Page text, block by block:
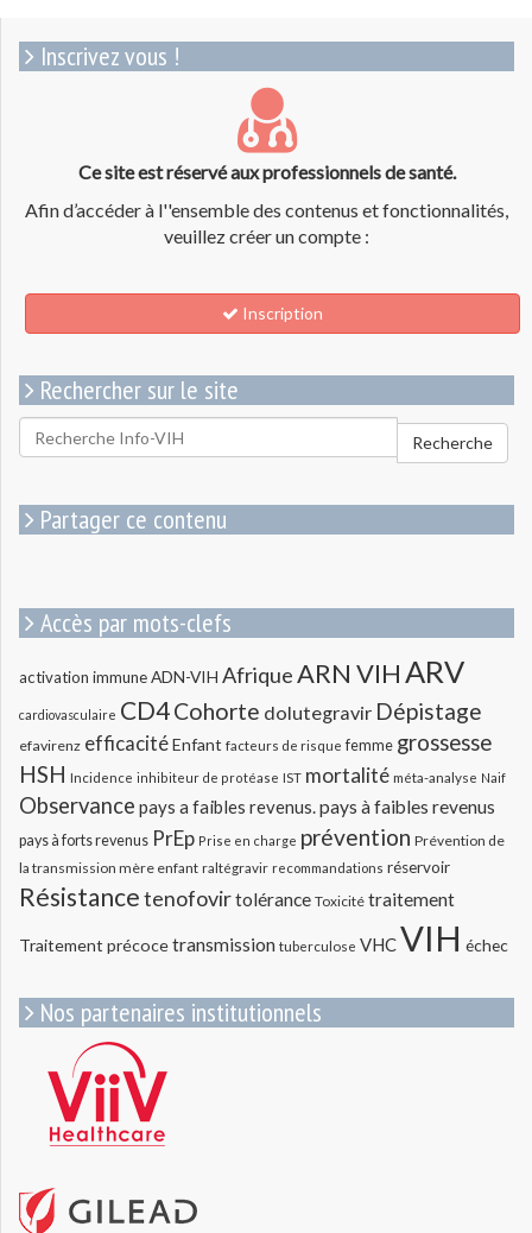
Inscrivez vous !
Ce site est réservé aux professionnels de santé.
Afin d’accéder à l''ensemble des contenus et fonctionnalités,
veuillez créer un compte :
Inscription
Rechercher sur le site
Rechercher
pour
Recherche
Partager ce contenu
Accès par mots-clefs
activation immuneADN-VIH AfriqueARN VIHARV
cardiovasculaire CD4Cohorte dolutegravir Dépistage
efavirenz efficacitéEnfant facteurs de risque femme grossesse
HSH Incidence inhibiteur de protéase IST mortalité méta-analyse Naif
Observance pays a faibles revenus.pays à faibles revenus
pays à forts revenus PrEp Prise en charge prévention Prévention de
la transmission mère enfant raltégravir recommandations réservoir
Résistancetenofovirtolérance Toxicité traitement
Traitement précocetransmission tuberculose VHCVIH échec
Nos partenaires institutionnels